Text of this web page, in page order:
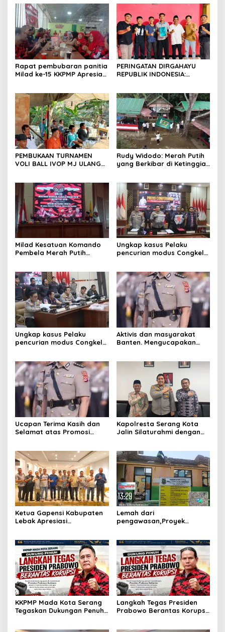
Resmi Ditutup
Rapat pembubaran panitia
Milad ke-15 KKPMP Apresiasi
Organisasi bertempat
Kubang Laban Jombang
Cilegon Rm Sate Bebek
Nong ViNY.
PERINGATAN DIRGAHAYU
REPUBLIK INDONESIA:
MERIAHKAN HUT KE-81
PEMBUKAAN TURNAMEN
VOLI BALL IVOP MJ ULANG
MEKARJAYA HADIR BERIKAN
DUKUNGAN
Rudy Widodo: Merah Putih
yang Berkibar di Ketinggian
Milad Kesatuan Komando
Pembela Merah Putih
Dedikasi, Mencetak
Prestasi”
Ungkap kasus Pelaku
pencurian modus Congkel
Ungkap kasus Pelaku
pencurian modus Congkel
Aktivis dan masyarakat
Banten. Mengucapakan
Irawan ,S.I.K.M.M .Sebagai
kabiro logistik Polda
Lampung
Ucapan Terima Kasih dan
Selamat atas Promosi
Banten,
Kapolresta Serang Kota
Jalin Silaturahmi dengan
Antar Lembaga
Ketua Gapensi Kabupaten
Lebak Apresiasi
Ketahanan Pangan “Dari
Banten untuk Indonesia”
Lemah dari
pengawasan,Proyek
KKPMP Mada Kota Serang
Tegaskan Dukungan Penuh
Langkah Tegas Presiden
Prabowo Berantas Korupsi